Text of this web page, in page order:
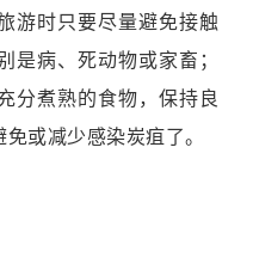
游时只要尽量避免接触
是病、死动物或家畜；
分煮熟的食物，保持良
或减少感染炭疽了。